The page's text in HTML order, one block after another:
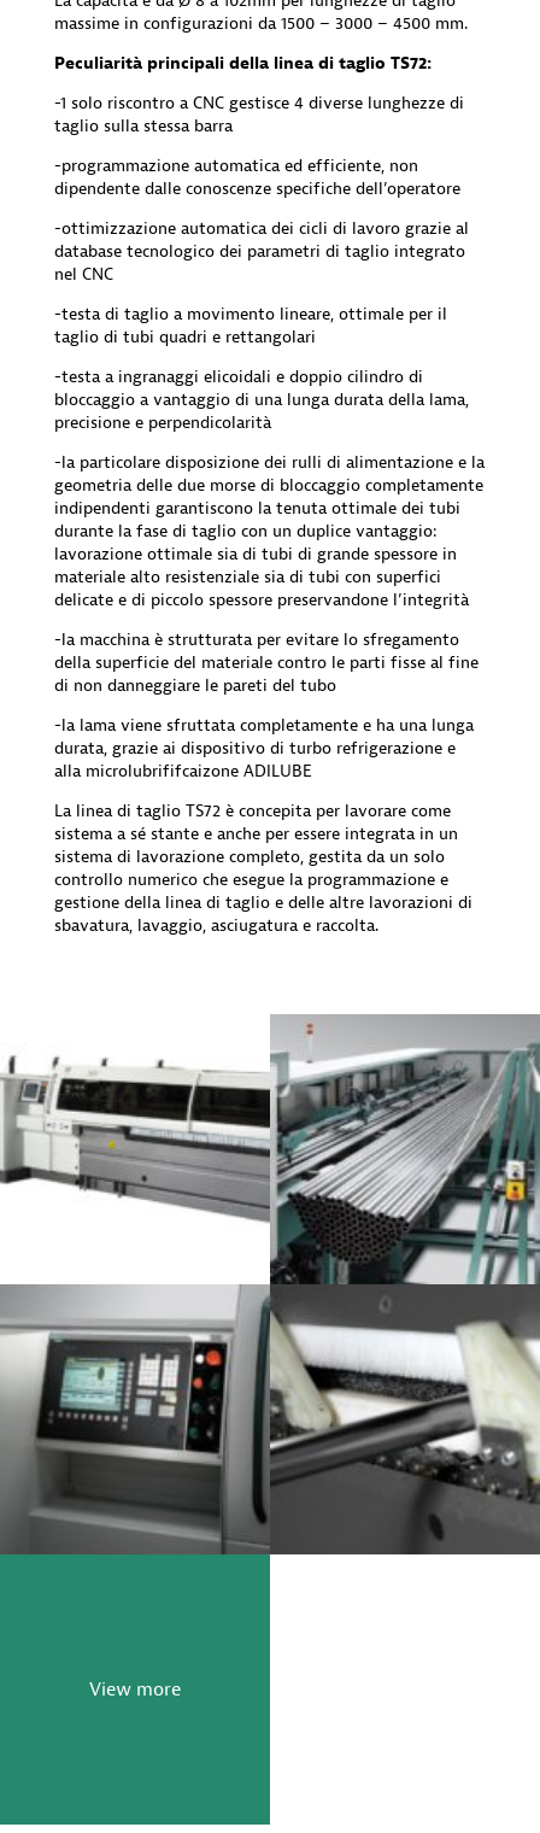
massime in configurazioni da 1500 – 3000 – 4500 mm.
Peculiarità principali della linea di taglio TS72:
-1 solo riscontro a CNC gestisce 4 diverse lunghezze di
taglio sulla stessa barra
-programmazione automatica ed efficiente, non
dipendente dalle conoscenze specifiche dell’operatore
-ottimizzazione automatica dei cicli di lavoro grazie al
database tecnologico dei parametri di taglio integrato
nel CNC
-testa di taglio a movimento lineare, ottimale per il
taglio di tubi quadri e rettangolari
-testa a ingranaggi elicoidali e doppio cilindro di
bloccaggio a vantaggio di una lunga durata della lama,
precisione e perpendicolarità
-la particolare disposizione dei rulli di alimentazione e la
geometria delle due morse di bloccaggio completamente
indipendenti garantiscono la tenuta ottimale dei tubi
durante la fase di taglio con un duplice vantaggio:
lavorazione ottimale sia di tubi di grande spessore in
materiale alto resistenziale sia di tubi con superfici
delicate e di piccolo spessore preservandone l’integrità
-la macchina è strutturata per evitare lo sfregamento
della superficie del materiale contro le parti fisse al fine
di non danneggiare le pareti del tubo
-la lama viene sfruttata completamente e ha una lunga
durata, grazie ai dispositivo di turbo refrigerazione e
alla microlubrififcaizone ADILUBE
La linea di taglio TS72 è concepita per lavorare come
sistema a sé stante e anche per essere integrata in un
sistema di lavorazione completo, gestita da un solo
controllo numerico che esegue la programmazione e
gestione della linea di taglio e delle altre lavorazioni di
sbavatura, lavaggio, asciugatura e raccolta.
View more